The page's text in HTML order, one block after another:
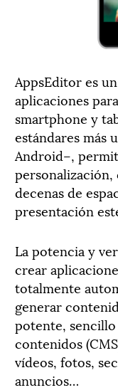
AppsEditor es
aplicaciones
smartphone y
estándares más
Android–,
decenas de
presentación
La potencia y
crear
totalmente
generar
potente,
contenidos
vídeos, fotos,
anuncios…